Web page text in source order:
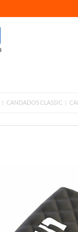
CANDADOS CLASSIC